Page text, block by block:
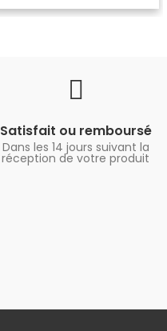
Satisfait ou remboursé
Dans les 14 jours suivant la
réception de votre produit